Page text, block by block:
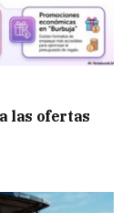
las ofertas